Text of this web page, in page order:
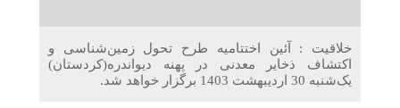
خلاقیت : آئین اختتامیه طرح تحول زمین‌شناسی و
اکتشاف ذخایر معدنی در پهنه دیواندره(کردستان)
یک‌شنبه 30 اردیبهشت 1403 برگزار خواهد شد.